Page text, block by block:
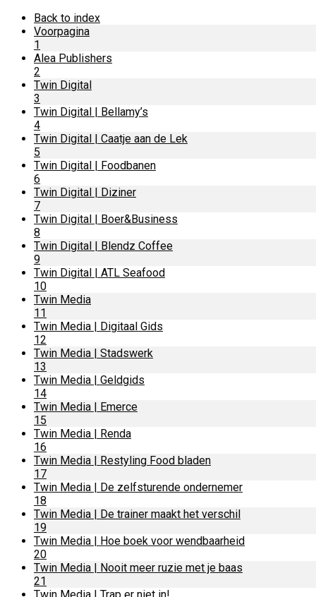
Back to index
Voorpagina
1
Alea Publishers
2
Twin Digital
3
Twin Digital | Bellamy’s
4
Twin Digital | Caatje aan de Lek
5
Twin Digital | Foodbanen
6
Twin Digital | Diziner
7
Twin Digital | Boer&Business
8
Twin Digital | Blendz Coffee
9
Twin Digital | ATL Seafood
10
Twin Media
11
Twin Media | Digitaal Gids
12
Twin Media | Stadswerk
13
Twin Media | Geldgids
14
Twin Media | Emerce
15
Twin Media | Renda
16
Twin Media | Restyling Food bladen
17
Twin Media | De zelfsturende ondernemer
18
Twin Media | De trainer maakt het verschil
19
Twin Media | Hoe boek voor wendbaarheid
20
Twin Media | Nooit meer ruzie met je baas
21